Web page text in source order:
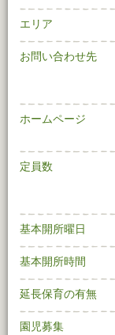
エリア
お問い合わせ先
ホームページ
定員数
基本開所曜日
基本開所時間
延長保育の有無
園児募集